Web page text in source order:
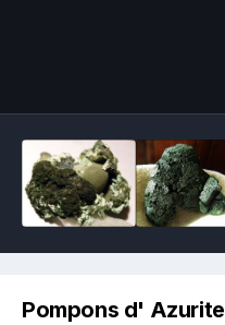
Pompons d' Azurite